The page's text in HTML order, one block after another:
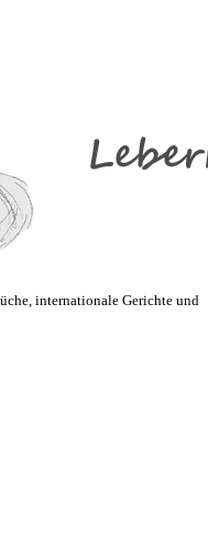
internationale Gerichte und